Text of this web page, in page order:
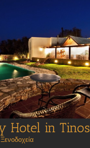
Hotel in Tinos
Ξενοδοχεία